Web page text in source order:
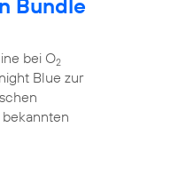
Bundle
bei O2
Blue zur